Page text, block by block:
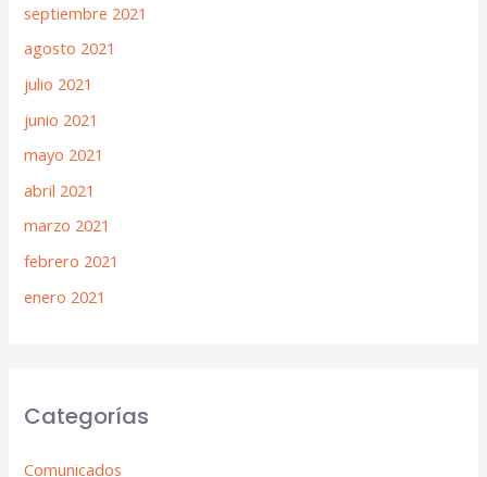
septiembre 2021
agosto 2021
julio 2021
junio 2021
mayo 2021
abril 2021
marzo 2021
febrero 2021
enero 2021
Categorías
Comunicados